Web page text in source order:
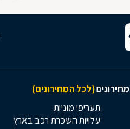
מחירונים(לכל המחירונים)
תעריפי מוניות
עלויות השכרת רכב בארץ